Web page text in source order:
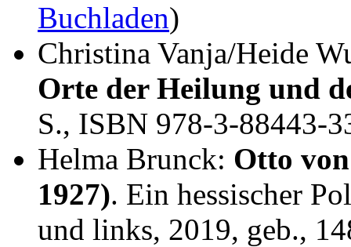
Buchladen)
Christina Vanja/Heide
Orte der Heilung und
S., ISBN 978-3-88443-
Helma Brunck: Otto
1927). Ein hessischer
und links, 2019, geb.,